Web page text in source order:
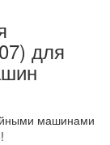
для
машинами